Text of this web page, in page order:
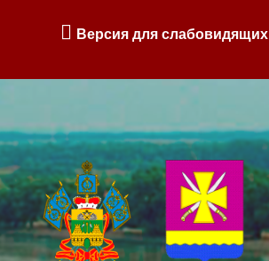
Версия для слабовидящих